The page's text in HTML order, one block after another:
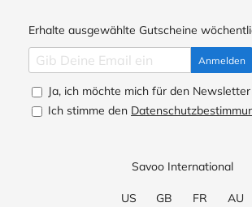
Erhalte ausgewählte Gutscheine
Anmelden
Ja, ich möchte mich für den
Ich stimme den
Savoo International
US GB FR AU